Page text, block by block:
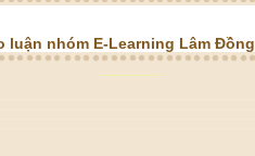
luận nhóm E-Learning Lâm Đồng